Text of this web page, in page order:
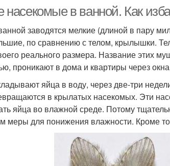
насекомые в ванной. Как
заводятся мелкие (длиной в пару
по сравнению с телом, крылышки.
реального размера. Название этих
проникают в дома и квартиры через
яйца в воду, через две-три
в крылатых насекомых. Эти
яйца во влажной среде. Потому
меры для понижения влажности. Кроме